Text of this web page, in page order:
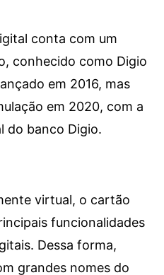
conta com um
conhecido como Digio
em 2016, mas
em 2020, com a
do banco Digio.
virtual, o cartão
funcionalidades
Dessa forma,
grandes nomes do